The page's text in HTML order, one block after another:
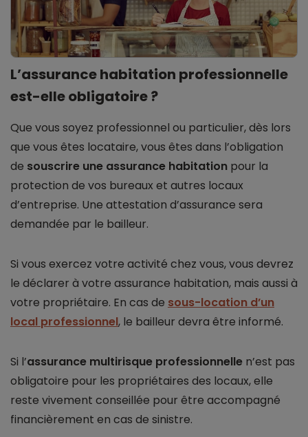
L’assurance habitation professionnelle
est-elle obligatoire ?
Que vous soyez professionnel ou particulier, dès lors
que vous êtes locataire, vous êtes dans l’obligation
de souscrire une assurance habitation pour la
protection de vos bureaux et autres locaux
d’entreprise. Une attestation d’assurance sera
demandée par le bailleur.
Si vous exercez votre activité chez vous, vous devrez
le déclarer à votre assurance habitation, mais aussi à
votre propriétaire. En cas de sous-location d’un
local professionnel, le bailleur devra être informé.
Si l’assurance multirisque professionnelle n’est pas
obligatoire pour les propriétaires des locaux, elle
reste vivement conseillée pour être accompagné
financièrement en cas de sinistre.